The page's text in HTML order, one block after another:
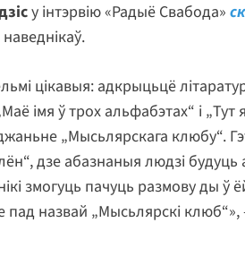
у інтэрвію «Радыё Свабода»
цікавыя: адкрыцьцё
імя ў трох альфабэтах“ і
„Мысьлярскага клюбу“.
дзе абазнаныя людзі
змогуць пачуць размову ды ў
назвай „Мысьлярскі